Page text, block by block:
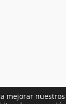
mejorar